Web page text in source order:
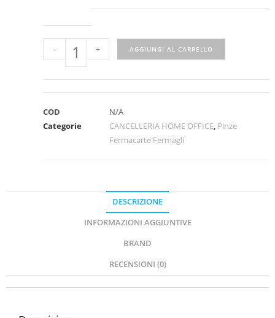
- + AGGIUNGI AL CARRELLO
COD
N/A
Categorie
CANCELLERIA HOME OFFICE Pinze
Fermacarte Fermagli
DESCRIZIONE
INFORMAZIONI AGGIUNTIVE
BRAND
RECENSIONI (0)